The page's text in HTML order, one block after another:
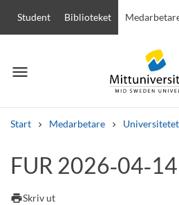
Student Biblioteket
menu
Meny
Start Medarbetare Universitetet
Andra söktjänster
Kurser och program
FUR 2026‑04‑14
printSkriv ut